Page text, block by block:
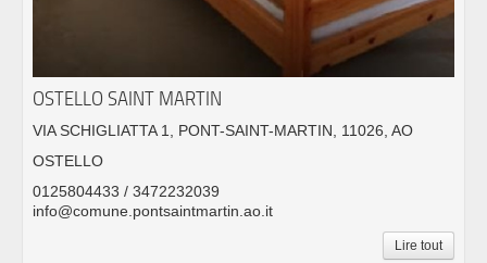
OSTELLO SAINT MARTIN
VIA SCHIGLIATTA 1, PONT-SAINT-MARTIN, 11026, AO
OSTELLO
0125804433 / 3472232039
info@comune.pontsaintmartin.ao.it
Lire tout